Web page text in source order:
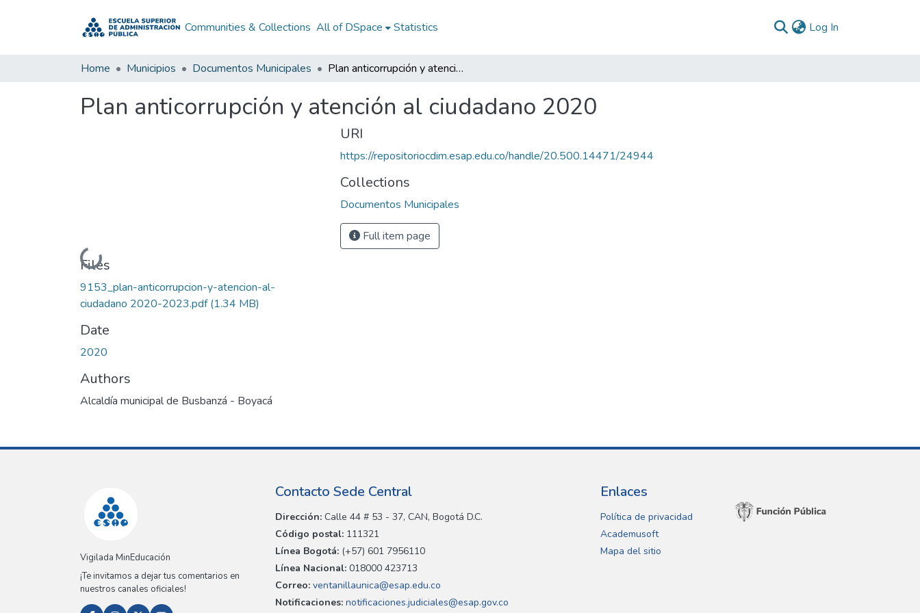
Communities & Collections All of DSpace Statistics Log In
Home Municipios Documentos Municipales Plan anticorrupción y atención al ciudadano 2020
Plan anticorrupción y atención al ciudadano 2020
Loading...
Files
9153_plan-anticorrupcion-y-atencion-al-
ciudadano 2020-2023.pdf(1.34 MB)
Date
2020
Authors
Alcaldía municipal de Busbanzá - Boyacá
URI
https://repositoriocdim.esap.edu.co/handle/20.500.14471/24944
Collections
Documentos Municipales
Full item page
Vigilada MinEducación
¡Te invitamos a dejar tus comentarios en
nuestros canales oficiales!
Contacto Sede Central
Dirección: Calle 44 # 53 - 37, CAN, Bogotá D.C.
Código postal: 111321
Línea Bogotá: (+57) 601 7956110
Línea Nacional: 018000 423713
Correo: ventanillaunica@esap.edu.co
Notificaciones: notificaciones.judiciales@esap.gov.co
Enlaces
Política de privacidad
Academusoft
Mapa del sitio